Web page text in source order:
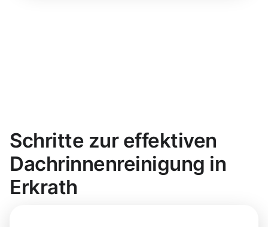
Schritte zur effektiven
Dachrinnenreinigung in
Erkrath